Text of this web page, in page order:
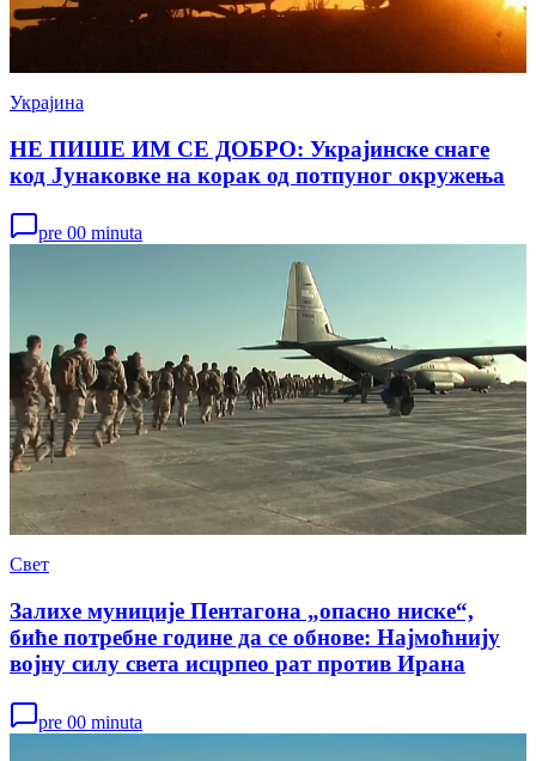
Украјина
НЕ ПИШЕ ИМ СЕ ДОБРО: Украјинске снаге
код Јунаковке на корак од потпуног окружења
pre 00 minuta
Свет
Залихе муниције Пентагона „опасно ниске“,
биће потребне године да се обнове: Најмоћнију
војну силу света исцрпео рат против Ирана
pre 00 minuta